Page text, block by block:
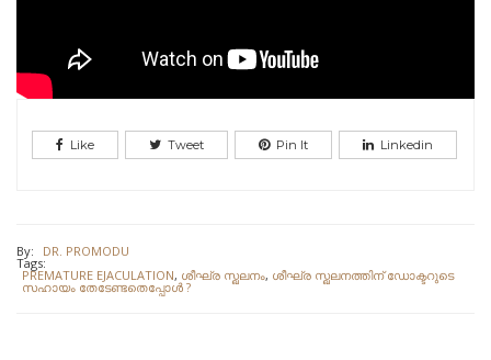
Like Tweet Pin It Linkedin
By: DR. PROMODU
Tags:
PREMATURE EJACULATION, ശീഘ്ര സ്ഖലനം, ശീഘ്ര സ്ഖലനത്തിന് ഡോക്ടറുടെ
സഹായം തേടേണ്ടതെപ്പോള്‍ ?